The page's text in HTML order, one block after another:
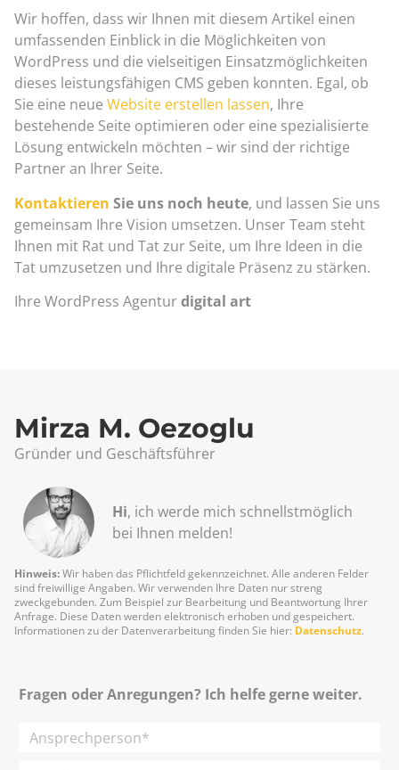
Wir hoffen, dass wir Ihnen mit diesem Artikel einen
umfassenden Einblick in die Möglichkeiten von
WordPress und die vielseitigen Einsatzmöglichkeiten
dieses leistungsfähigen CMS geben konnten. Egal, ob
Sie eine neue Website erstellen lassen, Ihre
bestehende Seite optimieren oder eine spezialisierte
Lösung entwickeln möchten – wir sind der richtige
Partner an Ihrer Seite.
Kontaktieren Sie uns noch heute, und lassen Sie uns
gemeinsam Ihre Vision umsetzen. Unser Team steht
Ihnen mit Rat und Tat zur Seite, um Ihre Ideen in die
Tat umzusetzen und Ihre digitale Präsenz zu stärken.
Ihre WordPress Agenturdigital art
Mirza M. Oezoglu
Gründer und Geschäftsführer
Hi, ich werde mich schnellst­möglich
bei Ihnen melden!
Hinweis:Wir haben das Pflichtfeld gekennzeichnet. Alle anderen Felder
sind freiwillige Angaben. Wir verwenden Ihre Daten nur streng
zweckgebunden. Zum Beispiel zur Bearbeitung und Beantwortung Ihrer
Anfrage. Diese Daten werden elektronisch erhoben und gespeichert.
Informationen zu der Datenverarbeitung finden Sie hier: Datenschutz.
Fragen oder Anregungen? Ich helfe gerne weiter.